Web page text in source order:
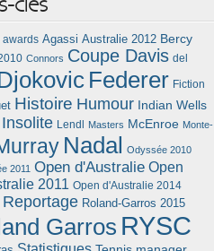
clés
awards Agassi Australie 2012 Bercy
Connors Coupe Davis del
Federer Fiction
Histoire Humour Indian Wells
Insolite Lendl Masters McEnroe Monte-
Nadal
Odyssée 2010
2011 Open d'Australie Open
2011 Open d'Australie 2014
Reportage Roland-Garros 2015
Garros RYSC